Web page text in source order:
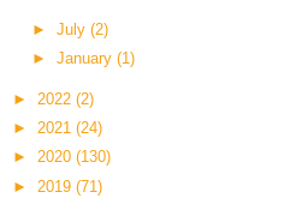
► July (2)
► January (1)
► 2022 (2)
► 2021 (24)
► 2020 (130)
► 2019 (71)